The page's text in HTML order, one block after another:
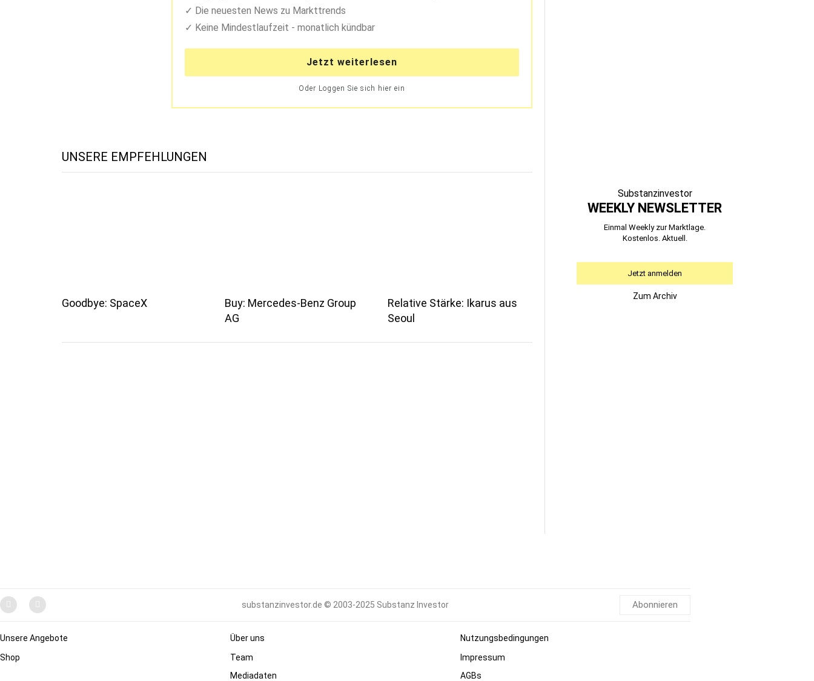
Die neuesten News zu Markttrends
Keine Mindestlaufzeit - monatlich kündbar
Jetzt weiterlesen
Oder Loggen Sie sich hier ein
UNSERE EMPFEHLUNGEN
Goodbye: SpaceX
Buy: Mercedes-Benz Group
AG
Relative Stärke: Ikarus aus
Seoul
Substanzinvestor
WEEKLY NEWSLETTER
Einmal Weekly zur Marktlage.
Kostenlos. Aktuell.
Jetzt anmelden
Zum Archiv
substanzinvestor.de © 2003-2025 Substanz Investor Abonnieren
Unsere Angebote
Shop
Über uns
Team
Mediadaten
Nutzungsbedingungen
Impressum
AGBs